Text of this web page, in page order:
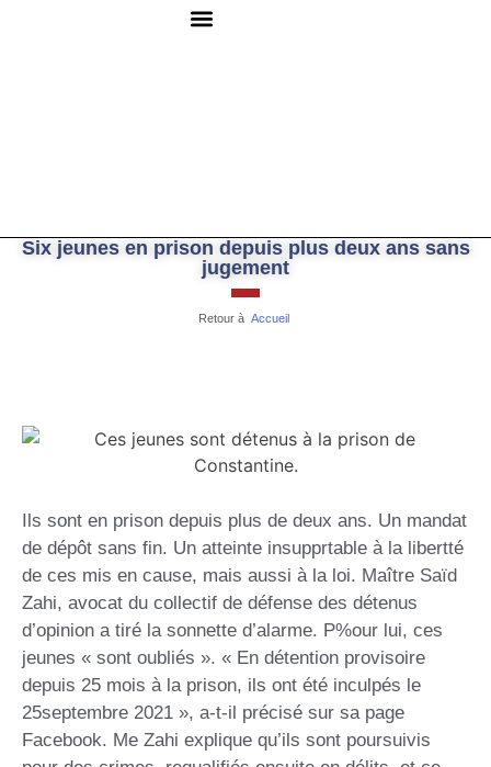
Six jeunes en prison depuis plus deux ans sans
jugement
Retour à Accueil
Ils sont en prison depuis plus de deux ans. Un mandat
de dépôt sans fin. Un atteinte insupprtable à la libertté
de ces mis en cause, mais aussi à la loi. Maître Saïd
Zahi, avocat du collectif de défense des détenus
d’opinion a tiré la sonnette d’alarme. P%our lui, ces
jeunes « sont oubliés ». « En détention provisoire
depuis 25 mois à la prison, ils ont été inculpés le
25septembre 2021 », a-t-il précisé sur sa page
Facebook. Me Zahi explique qu’ils sont poursuivis